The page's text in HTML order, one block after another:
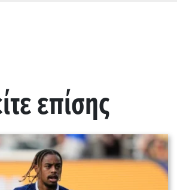
επίσης